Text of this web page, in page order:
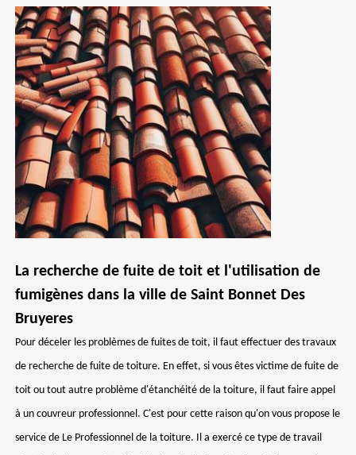
La recherche de fuite de toit et l'utilisation de
fumigènes dans la ville de Saint Bonnet Des
Bruyeres
Pour déceler les problèmes de fuites de toit, il faut effectuer des travaux
de recherche de fuite de toiture. En effet, si vous êtes victime de fuite de
toit ou tout autre problème d'étanchéité de la toiture, il faut faire appel
à un couvreur professionnel. C'est pour cette raison qu'on vous propose le
service de Le Professionnel de la toiture. Il a exercé ce type de travail